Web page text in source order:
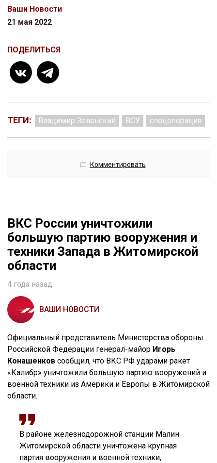
Ваши Новости
21 мая 2022
ПОДЕЛИТЬСЯ
ТЕГИ: Владимир Зеленский ВСУ спецоперация
Комментировать
ВКС России уничтожили
большую партию вооружения и
техники Запада в Житомирской
области
4 года назад
ВАШИ НОВОСТИ
Официальный представитель Министерства обороны
Российской Федерации генерал-майор Игорь
Конашенков сообщил, что ВКС РФ ударами ракет
«Калибр» уничтожили большую партию вооружений и
военной техники из Америки и Европы в Житомирской
области.
В районе железнодорожной станции Малин
Житомирской области уничтожена крупная
партия вооружения и военной техники,